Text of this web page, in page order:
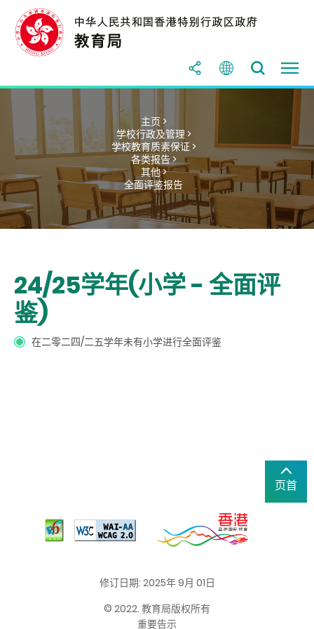
主页 >
学校行政及管理 >
学校教育质素保证 >
各类报告 >
其他 >
全面评鉴报告
24/25学年(小学 - 全面评
鉴)
在二零二四/二五学年未有小学进行全面评鉴
页首
修订日期: 2025年 9月 01日
© 2022. 教育局版权所有
重要告示